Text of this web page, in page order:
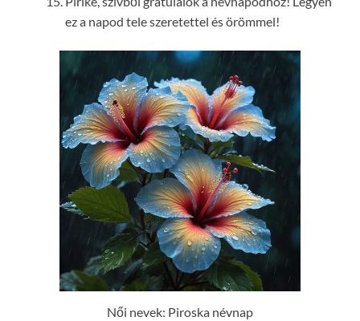
ez a napod tele szeretettel és örömmel!
Női nevek: Piroska névnap